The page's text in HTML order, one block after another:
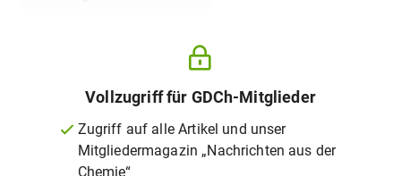
Vollzugriff für GDCh-Mitglieder
Zugriff auf alle Artikel und unser
Mitgliedermagazin „Nachrichten aus der
Chemie“